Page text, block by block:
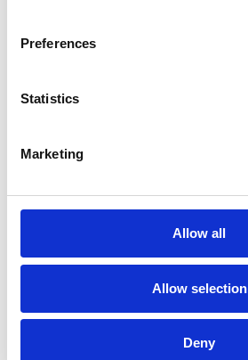
Preferences
Statistics
Marketing
Allow all
Allow selection
Deny
Low-code&no-code
Porady karierowe
Rozwiązania Microsoft
Webinar